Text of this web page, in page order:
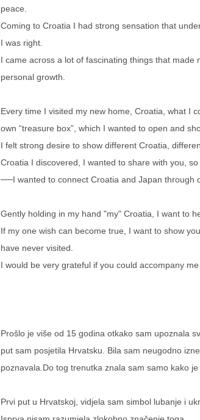
peace.
Coming to Croatia I had strong sensation that
I was right.
I came across a lot of fascinating things that
personal growth.
Every time I visited my new home, Croatia, what I
own “treasure box”, which I wanted to open and
I felt strong desire to show different Croatia,
Croatia I discovered, I wanted to share with you,
──I wanted to connect Croatia and Japan through
Gently holding in my hand "my" Croatia, I want to
If my one wish can become true, I want to show
have never visited.
I would be very grateful if you could accompany
Prošlo je više od 15 godina otkako sam upoznala
put sam posjetila Hrvatsku. Bila sam neugodno
poznavala.Do tog trenutka znala sam samo kako
Prvi put u Hrvatskoj, vidjela sam simbol lubanje i